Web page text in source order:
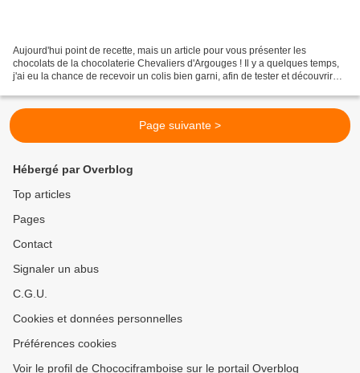
Aujourd'hui point de recette, mais un article pour vous présenter les
chocolats de la chocolaterie Chevaliers d'Argouges ! Il y a quelques temps,
j'ai eu la chance de recevoir un colis bien garni, afin de tester et découvrir
Page suivante >
Hébergé par Overblog
Top articles
Pages
Contact
Signaler un abus
C.G.U.
Cookies et données personnelles
Préférences cookies
Voir le profil de Chocociframboise sur le portail Overblog